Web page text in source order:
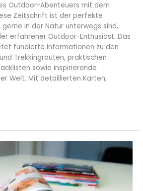
Outdoor-Abenteuers mit dem
Zeitschrift ist der perfekte
in der Natur unterwegs sind,
erfahrener Outdoor-Enthusiast. Das
fundierte Informationen zu den
Trekkingrouten, praktischen
sowie inspirierende
Welt. Mit detaillierten Karten,